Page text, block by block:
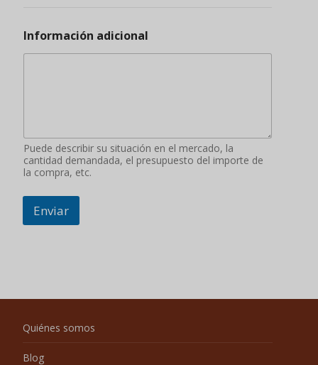
Información adicional
Puede describir su situación en el mercado, la
cantidad demandada, el presupuesto del importe de
la compra, etc.
Enviar
Quiénes somos
Blog